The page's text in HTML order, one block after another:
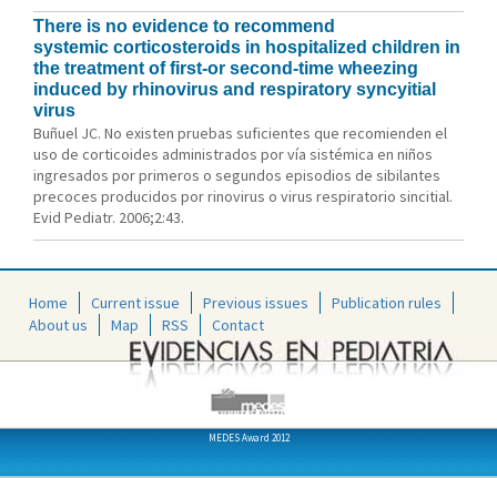
There is no evidence to recommend
systemic corticosteroids in hospitalized children in
the treatment of first-or second-time wheezing
induced by rhinovirus and respiratory syncyitial
virus
Buñuel JC. No existen pruebas suficientes que recomienden el
uso de corticoides administrados por vía sistémica en niños
ingresados por primeros o segundos episodios de sibilantes
precoces producidos por rinovirus o virus respiratorio sincitial.
Evid Pediatr. 2006;2:43.
Home Current issue Previous issues
Publication rules
About us
Map RSS Contact
MEDES Award 2012